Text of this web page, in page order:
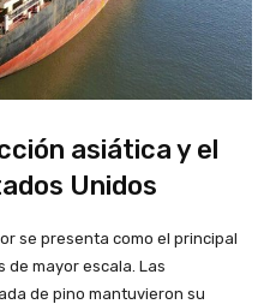
asiática y el
Unidos
se presenta como el principal
de mayor escala. Las
de pino mantuvieron su